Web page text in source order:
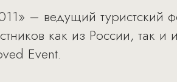
– ведущий туристский
как из России, так
Event.